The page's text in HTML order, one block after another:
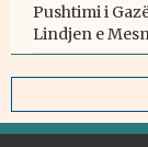
Pushtimi i
Lindjen e